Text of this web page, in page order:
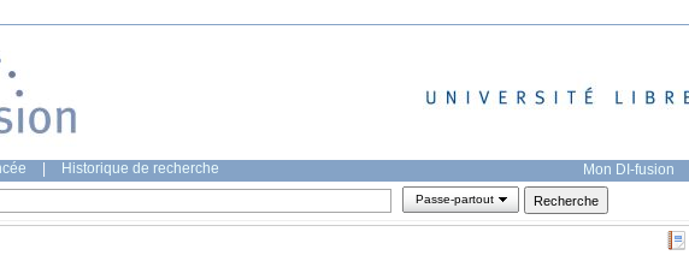
Historique de recherche Mon DI-fusion
Passe-partout